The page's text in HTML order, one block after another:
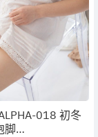
018 初冬
脚